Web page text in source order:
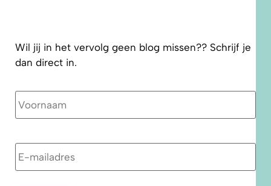
Wil jij in het vervolg geen blog missen?? Schrijf je
dan direct in.
Naam
E-
mailadres *